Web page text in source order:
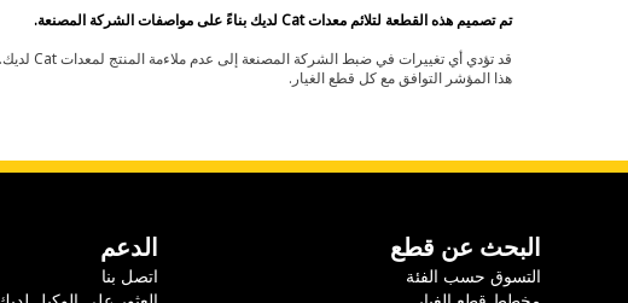
تم تصميم هذه القطعة لتلائم معدات Cat لديك بناءً على مواصفات الشركة المصنعة.
هذا المؤشر التوافق مع كل قطع الغيار.
البحث عن قطع
التسوق حسب الفئة
الدعم
اتصل بنا